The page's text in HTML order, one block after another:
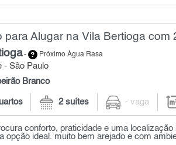
para Alugar na Vila Bertioga com
- Próximo Água Rasa
- São Paulo
Branco
2 suítes - vaga
conforto, praticidade e uma
opção ideal. muito bem arejado e com